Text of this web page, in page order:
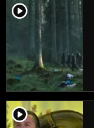
player2
player2